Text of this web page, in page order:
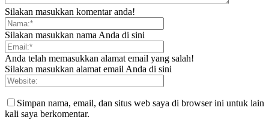
Silakan masukkan komentar anda!
Silakan masukkan nama Anda di sini
Anda telah memasukkan alamat email yang salah!
Silakan masukkan alamat email Anda di sini
Simpan nama, email, dan situs web saya di browser ini untuk lain
kali saya berkomentar.